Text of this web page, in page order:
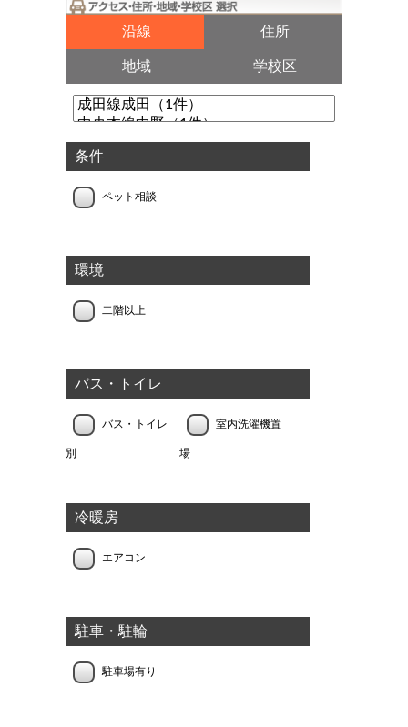
沿線 住所
地域 学校区
条件
ペット相談
環境
二階以上
バス・トイレ
バス・トイレ
別
室内洗濯機置
場
冷暖房
エアコン
駐車・駐輪
駐車場有り